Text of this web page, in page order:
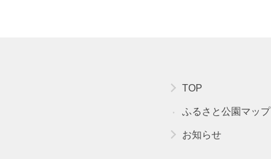
TOP
ふるさと公園マップ
お知らせ